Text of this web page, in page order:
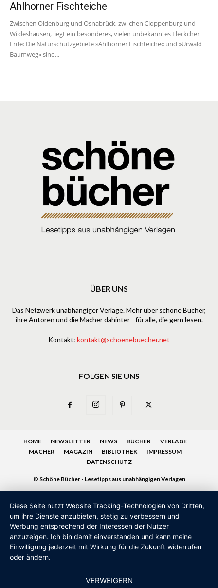
Ahlhorner Fischteiche
Zwischen Oldenburg und Osnabrück, zwi chen Cloppenburg und
Wildeshausen, liegt ein besonderes, vielen unbekanntes Fleckchen
Erde: Die Naturschutzgebiete »Ahlhorner Fischteiche« und »Urwald
Baumweg« sind...
ÜBER UNS
Das Netzwerk unabhängiger Verlage. Mehr über schöne Bücher,
ihre Autoren und die Macher dahinter - für alle, die gern lesen.
Kontakt: kontakt@schoenebuecher.net
FOLGEN SIE UNS
HOME NEWSLETTER NEWS BÜCHER
VERLAGE
MACHER
MAGAZIN BIBLIOTHEK
IMPRESSUM
DATENSCHUTZ
© Schöne Bücher - Lesetipps aus unabhängigen Verlagen
Diese Seite nutzt Website Tracking-Technologien von Dritten,
um ihre Dienste anzubieten, stetig zu verbessern und
Werbung entsprechend der Interessen der Nutzer
anzuzeigen. Ich bin damit einverstanden und kann meine
Einwilligung jederzeit mit Wirkung für die Zukunft widerrufen
oder ändern.
VERWEIGERN